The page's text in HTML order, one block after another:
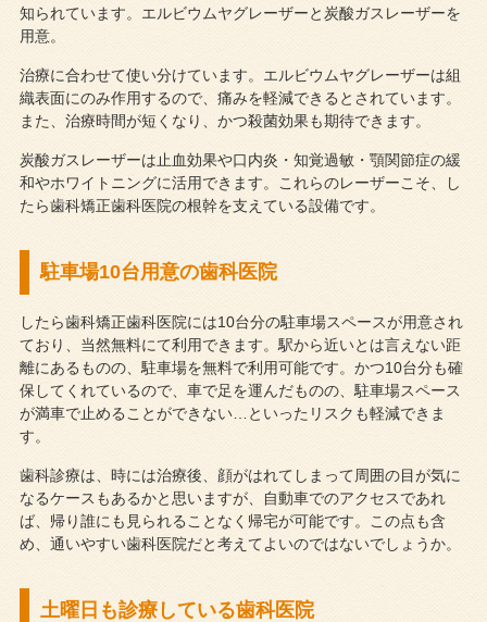
知られています。エルビウムヤグレーザーと炭酸ガスレーザーを
用意。
治療に合わせて使い分けています。エルビウムヤグレーザーは組
織表面にのみ作用するので、痛みを軽減できるとされています。
また、治療時間が短くなり、かつ殺菌効果も期待できます。
炭酸ガスレーザーは止血効果や口内炎・知覚過敏・顎関節症の緩
和やホワイトニングに活用できます。これらのレーザーこそ、し
たら歯科矯正歯科医院の根幹を支えている設備です。
駐車場10台用意の歯科医院
したら歯科矯正歯科医院には10台分の駐車場スペースが用意され
ており、当然無料にて利用できます。駅から近いとは言えない距
離にあるものの、駐車場を無料で利用可能です。かつ10台分も確
保してくれているので、車で足を運んだものの、駐車場スペース
が満車で止めることができない…といったリスクも軽減できま
す。
歯科診療は、時には治療後、顔がはれてしまって周囲の目が気に
なるケースもあるかと思いますが、自動車でのアクセスであれ
ば、帰り誰にも見られることなく帰宅が可能です。この点も含
め、通いやすい歯科医院だと考えてよいのではないでしょうか。
土曜日も診療している歯科医院